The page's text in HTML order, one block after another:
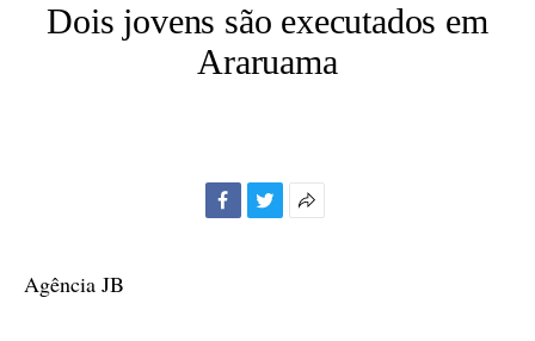
Dois jovens são executados em
Araruama
Agência JB